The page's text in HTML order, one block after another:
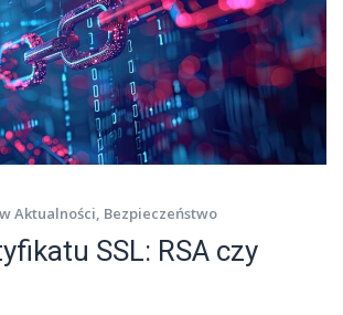
wAktualności, Bezpieczeństwo
SSL: RSA czy